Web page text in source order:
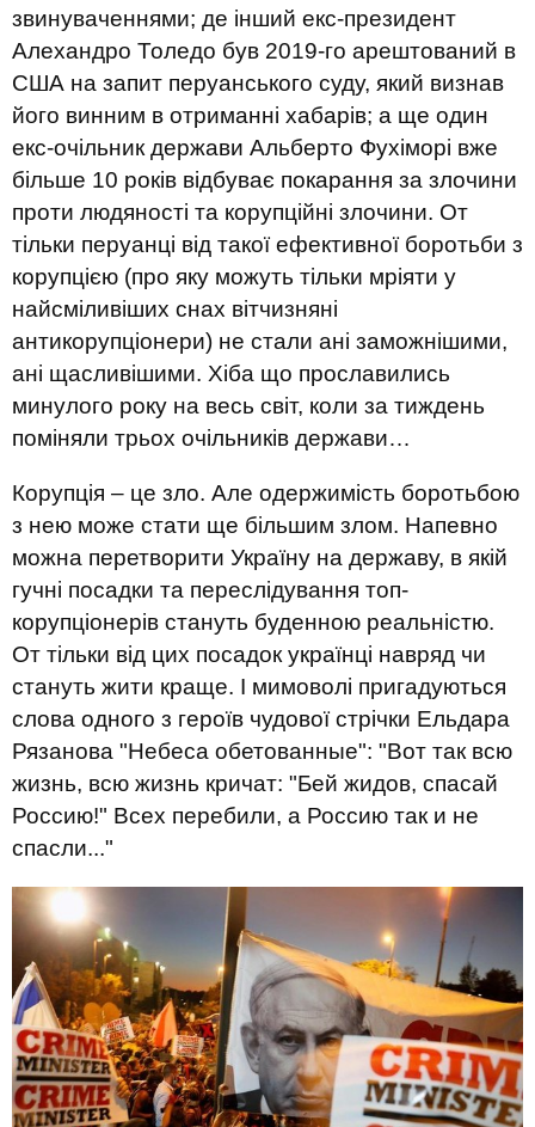
звинуваченнями; де інший екс-президент
Алехандро Толедо був 2019-го арештований в
США на запит перуанського суду, який визнав
його винним в отриманні хабарів; а ще один
екс-очільник держави Альберто Фухіморі вже
більше 10 років відбуває покарання за злочини
проти людяності та корупційні злочини. От
тільки перуанці від такої ефективної боротьби з
корупцією (про яку можуть тільки мріяти у
найсміливіших снах вітчизняні
антикорупціонери) не стали ані заможнішими,
ані щасливішими. Хіба що прославились
минулого року на весь світ, коли за тиждень
поміняли трьох очільників держави…
Корупція – це зло. Але одержимість боротьбою
з нею може стати ще більшим злом. Напевно
можна перетворити Україну на державу, в якій
гучні посадки та переслідування топ-
корупціонерів стануть буденною реальністю.
От тільки від цих посадок українці навряд чи
стануть жити краще. І мимоволі пригадуються
слова одного з героїв чудової стрічки Ельдара
Рязанова "Небеса обетованные": "Вот так всю
жизнь, всю жизнь кричат: "Бей жидов, спасай
Россию!" Всех перебили, а Россию так и не
спасли..."